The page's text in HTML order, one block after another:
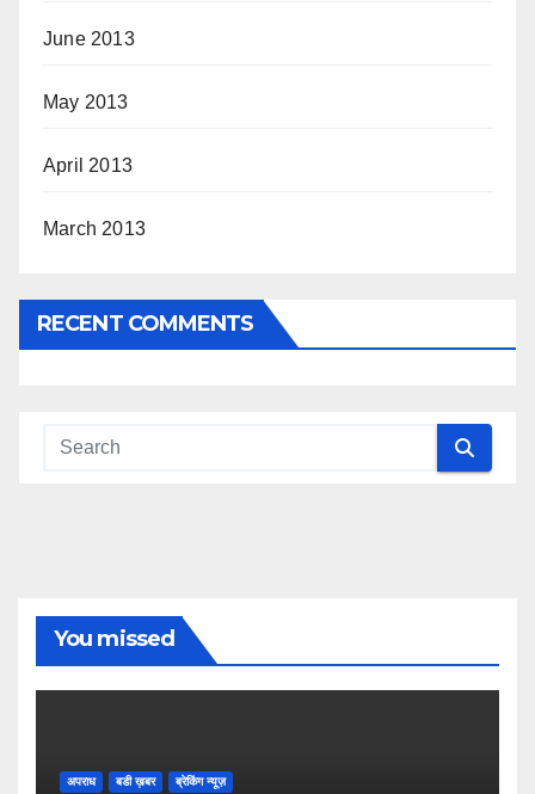
June 2013
May 2013
April 2013
March 2013
RECENT COMMENTS
You missed
अपराध बडी ख़बर ब्रेकिंग न्यूज़